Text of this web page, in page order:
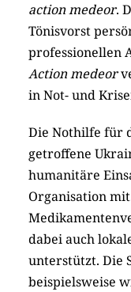
action medeor.
Tönisvorst
professionellen
Action medeor
in Not- und
Die Nothilfe für
getroffene
humanitäre
Organisation
dabei auch
unterstützt. Die
beispielsweise